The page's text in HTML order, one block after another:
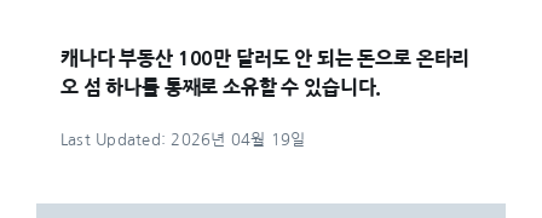
캐나다 부동산 100만 달러도 안 되는 돈으로 온타리
오 섬 하나를 통째로 소유할 수 있습니다.
Last Updated: 2026년 04월 19일